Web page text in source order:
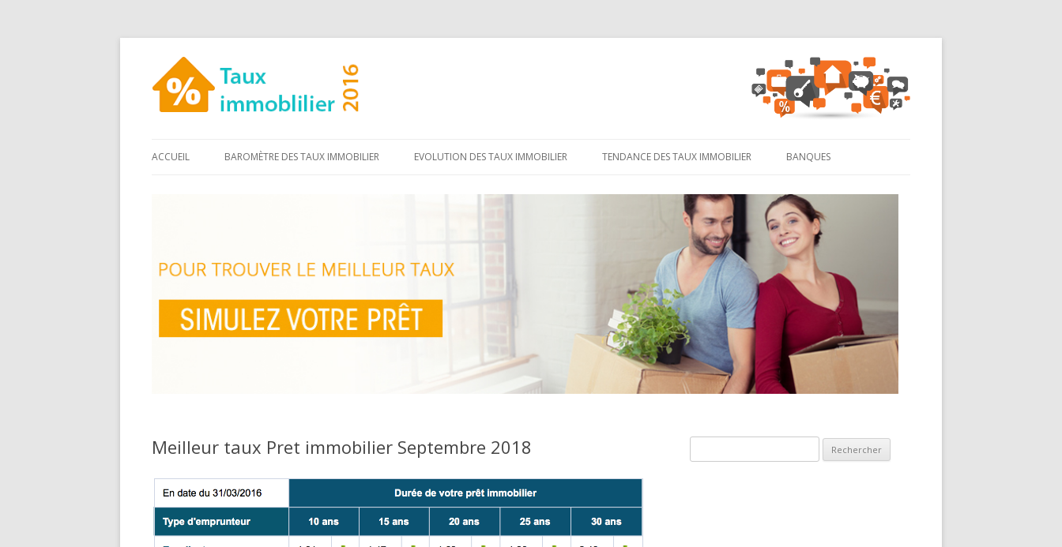
au
ACCUEIL BAROMÈTRE DES TAUX IMMOBILIER EVOLUTION DES TAUX IMMOBILIER TENDANCE DES TAUX IMMOBILIER BANQUES
Meilleur taux Pret immobilier Septembre 2018